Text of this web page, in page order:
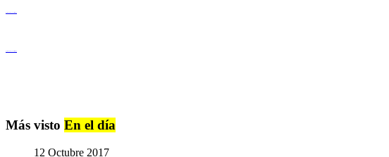
Más visto En el día
12 Octubre 2017